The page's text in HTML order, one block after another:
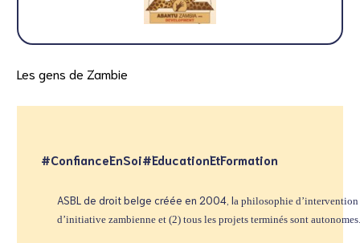
Les gens de Zambie
#ConfianceEnSoi#EducationEtFormation
ASBL de droit belge créée en 2004, la philosophie d’intervention
d’initiative zambienne et (2) tous les projets terminés sont autonomes.